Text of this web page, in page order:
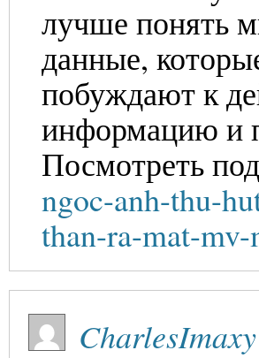
лучше понять
данные,
побуждают к
информацию и
Посмотреть
ngoc-anh-thu-
than-ra-mat-
CharlesImaxy